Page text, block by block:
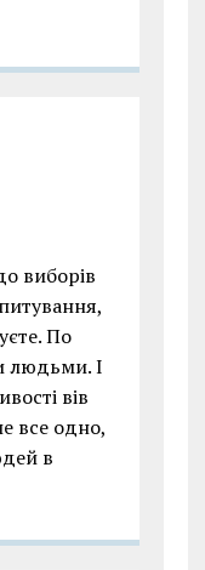
виборів
По
людьми. І
вів
все одно,
в